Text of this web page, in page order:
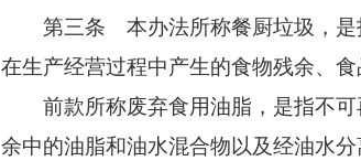
第三条 本办法所称餐厨垃圾，是指
在生产经营过程中产生的食物残余、食
前款所称废弃食用油脂，是指不可
余中的油脂和油水混合物以及经油水